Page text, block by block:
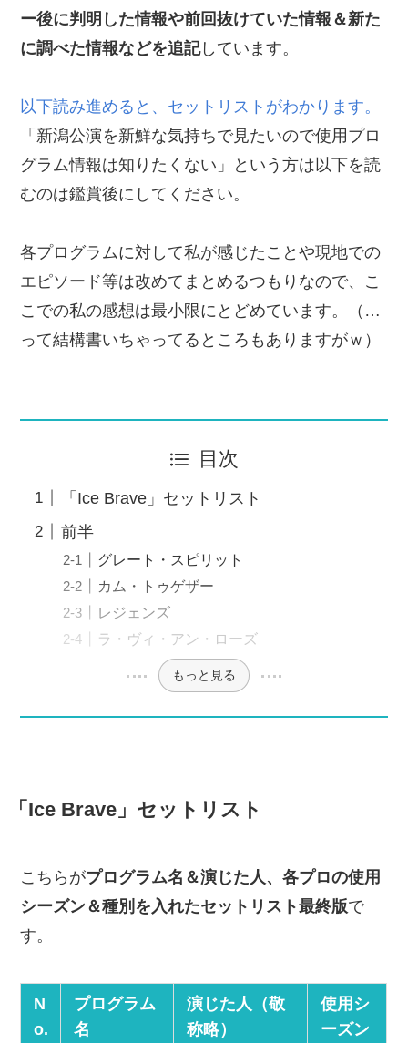
ー後に判明した情報や前回抜けていた情報＆新た
に調べた情報などを追記しています。
以下読み進めると、セットリストがわかります。
「新潟公演を新鮮な気持ちで見たいので使用プロ
グラム情報は知りたくない」という方は以下を読
むのは鑑賞後にしてください。
各プログラムに対して私が感じたことや現地での
エピソード等は改めてまとめるつもりなので、こ
こでの私の感想は最小限にとどめています。（…
って結構書いちゃってるところもありますがｗ）
目次
「Ice Brave」セットリスト
前半
グレート・スピリット
カム・トゥゲザー
レジェンズ
ラ・ヴィ・アン・ローズ
もっと見る
「Ice Brave」セットリスト
こちらがプログラム名＆演じた人、各プロの使用
シーズン＆種別を入れたセットリスト最終版で
す。
N
o.
プログラム
名
演じた人（敬
称略）
使用シ
ーズン